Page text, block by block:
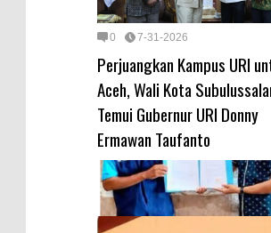
0 7-31-2026
Perjuangkan Kampus URI
Aceh, Wali Kota
Temui Gubernur URI Donny
Ermawan Taufanto